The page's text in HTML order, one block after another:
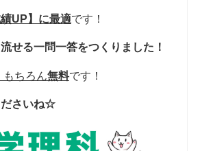
UP】に最適です！
せる一問一答をつくりました！
ちろん 無料です！
ださいね☆